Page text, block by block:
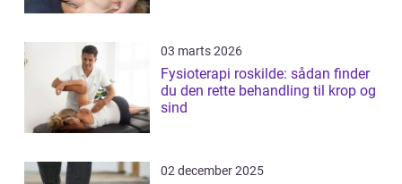
03 marts 2026
Fysioterapi roskilde: sådan finder
du den rette behandling til krop og
sind
02 december 2025